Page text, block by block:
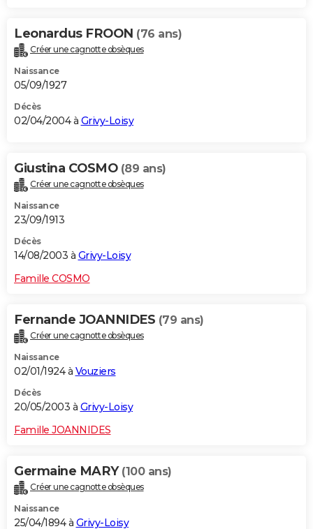
Leonardus FROON (76 ans)
Créer une cagnotte obsèques
Naissance
05/09/1927
Décès
02/04/2004 à Grivy-Loisy
Giustina COSMO (89 ans)
Créer une cagnotte obsèques
Naissance
23/09/1913
Décès
14/08/2003 à Grivy-Loisy
Famille COSMO
Fernande JOANNIDES (79 ans)
Créer une cagnotte obsèques
Naissance
02/01/1924 à Vouziers
Décès
20/05/2003 à Grivy-Loisy
Famille JOANNIDES
Germaine MARY (100 ans)
Créer une cagnotte obsèques
Naissance
25/04/1894 à Grivy-Loisy